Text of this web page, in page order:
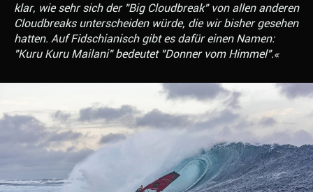
klar, wie sehr sich der "Big Cloudbreak" von allen anderen
Cloudbreaks unterscheiden würde, die wir bisher gesehen
hatten. Auf Fidschianisch gibt es dafür einen Namen:
"Kuru Kuru Mailani" bedeutet "Donner vom Himmel".«